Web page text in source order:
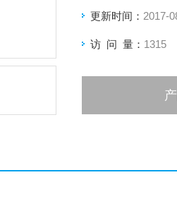
更新时间： 2017-
访 问 量： 1315